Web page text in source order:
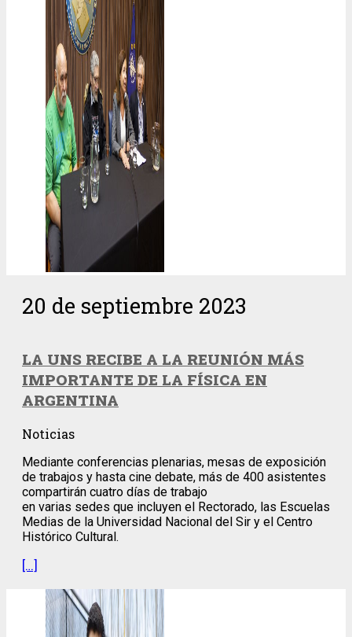
20 de septiembre 2023
LA UNS RECIBE A LA REUNIÓN MÁS
IMPORTANTE DE LA FÍSICA EN
ARGENTINA
Noticias
Mediante conferencias plenarias, mesas de exposición
de trabajos y hasta cine debate, más de 400 asistentes
compartirán cuatro días de trabajo
en varias sedes que incluyen el Rectorado, las Escuelas
Medias de la Universidad Nacional del Sir y el Centro
Histórico Cultural.
[…]